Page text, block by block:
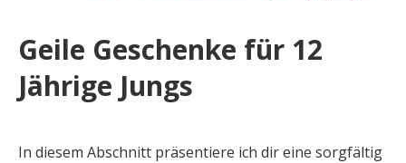
Geile Geschenke für 12
Jährige Jungs
In diesem Abschnitt präsentiere ich dir eine sorgfältig